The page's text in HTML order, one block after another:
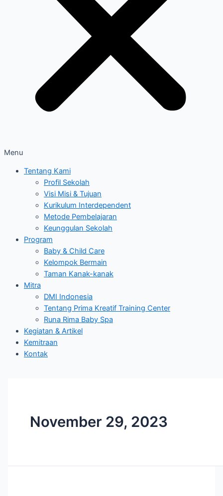
Menu
Tentang Kami
Profil Sekolah
Visi Misi & Tujuan
Kurikulum Interdependent
Metode Pembelajaran
Keunggulan Sekolah
Program
Baby & Child Care
Kelompok Bermain
Taman Kanak-kanak
Mitra
DMI Indonesia
Tentang Prima Kreatif Training Center
Runa Rima Baby Spa
Kegiatan & Artikel
Kemitraan
Kontak
November 29, 2023